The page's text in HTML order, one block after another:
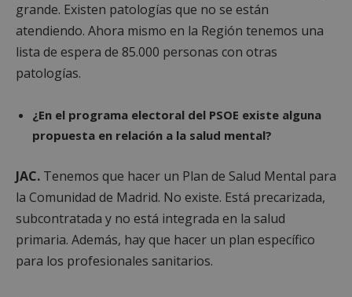
grande. Existen patologías que no se están
atendiendo. Ahora mismo en la Región tenemos una
lista de espera de 85.000 personas con otras
patologías.
¿En el programa electoral del PSOE existe alguna
propuesta en relación a la salud mental?
JAC. Tenemos que hacer un Plan de Salud Mental para
la Comunidad de Madrid. No existe. Está precarizada,
subcontratada y no está integrada en la salud
primaria. Además, hay que hacer un plan específico
para los profesionales sanitarios.